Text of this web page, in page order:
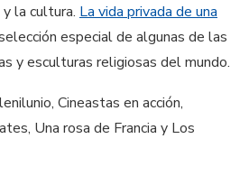
la cultura. La vida privada de una
especial de algunas de las
y esculturas religiosas del mundo.
Cineastas en acción,
Una rosa de Francia y Los